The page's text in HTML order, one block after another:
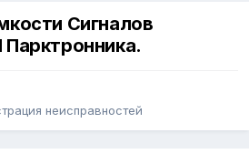
Сигналов
неисправностей